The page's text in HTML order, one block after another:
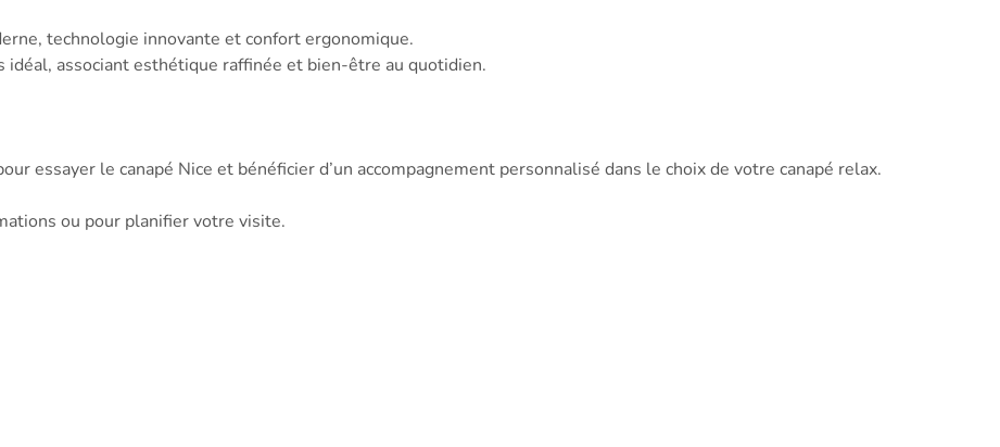
technologie innovante et confort ergonomique.
idéal, associant esthétique raffinée et bien-être au quotidien.
essayer le canapé Nice et bénéficier d’un accompagnement personnalisé dans le choix de votre canapé relax.
ou pour planifier votre visite.